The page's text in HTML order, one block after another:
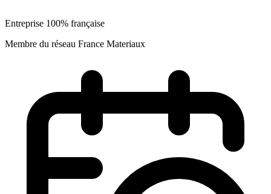
Entreprise 100% française
Membre du réseau France Materiaux